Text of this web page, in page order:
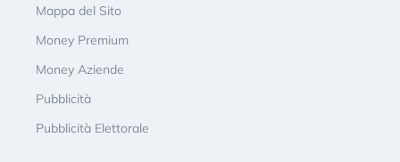
Mappa del Sito
Money Premium
Money Aziende
Pubblicità
Pubblicità Elettorale